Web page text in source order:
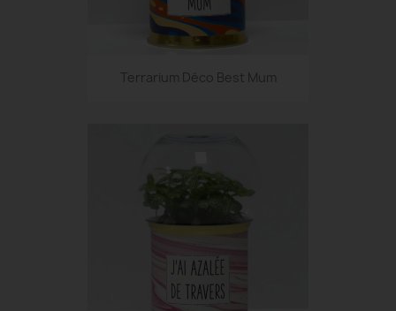
Terrarium Déco Best Mum